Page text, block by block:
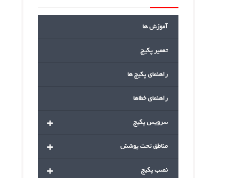
آموزش ها
تعمیر پکیج
راهنمای پکیج ها
راهنمای خطاها
+ سرویس پکیج
+ مناطق تحت پوشش
+ نصب پکیج